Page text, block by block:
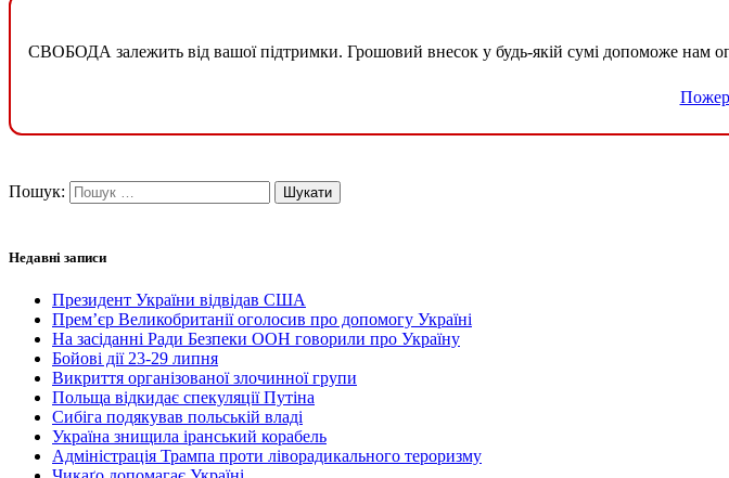
СВОБОДА залежить від вашої підтримки. Грошовий внесок у будь-якій сумі допоможе нам
Пошук:
Недавні записи
Президент України відвідав США
Прем’єр Великобританії оголосив про допомогу Україні
На засіданні Ради Безпеки ООН говорили про Україну
Бойові дії 23-29 липня
Викриття організованої злочинної групи
Польща відкидає спекуляції Путіна
Сибіга подякував польській владі
Україна знищила іранський корабель
Адміністрація Трампа проти ліворадикального тероризму